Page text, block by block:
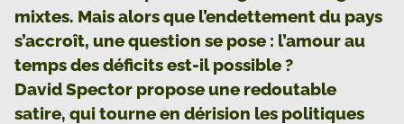
mixtes. Mais alors que l’endettement du pays
s’accroît, une question se pose : l’amour au
temps des déficits est-il possible ?
David Spector propose une redoutable
satire, qui tourne en dérision les politiques